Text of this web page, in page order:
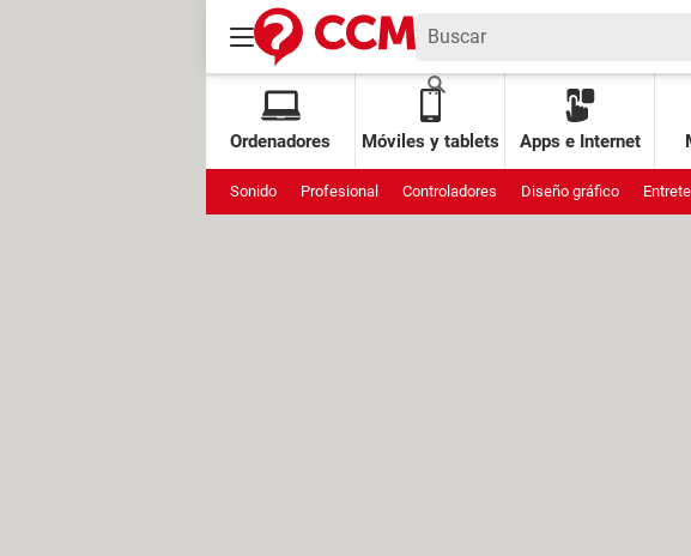
Ordenadores Móviles y tablets Apps e Internet
Sonido Profesional Controladores Diseño gráfico